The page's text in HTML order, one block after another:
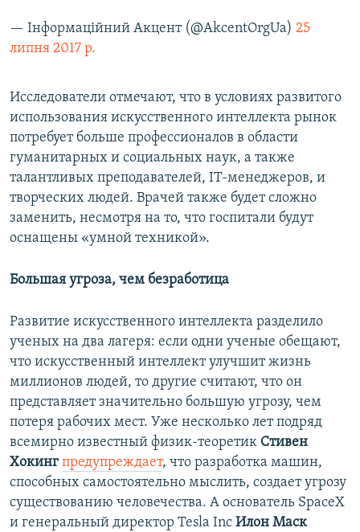
— Інформаційний Акцент (@AkcentOrgUa) 25
липня 2017 р.
Исследователи отмечают, что в условиях развитого
использования искусственного интеллекта рынок
потребует больше профессионалов в области
гуманитарных и социальных наук, а также
талантливых преподавателей, IT-менеджеров, и
творческих людей. Врачей также будет сложно
заменить, несмотря на то, что госпитали будут
оснащены «умной техникой».
Большая угроза, чем безработица
Развитие искусственного интеллекта разделило
ученых на два лагеря: если одни ученые обещают,
что искусственный интеллект улучшит жизнь
миллионов людей, то другие считают, что он
представляет значительно большую угрозу, чем
потеря рабочих мест. Уже несколько лет подряд
всемирно известный физик-теоретик Стивен
Хокинг предупреждает, что разработка машин,
способных самостоятельно мыслить, создает угрозу
существованию человечества. А основатель SpaceX
и генеральный директор Tesla Inc Илон Маск